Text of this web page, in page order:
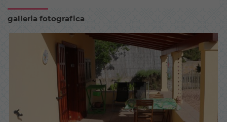
galleria fotografica